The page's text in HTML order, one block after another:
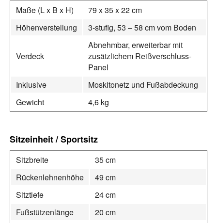
Maße (L x B x H)
79 x 35 x 22 cm
Höhenverstellung
3-stufig, 53 – 58 cm vom Boden
Verdeck
Abnehmbar, erweiterbar mit
zusätzlichem Reißverschluss-
Panel
Inklusive
Moskitonetz und Fußabdeckung
Gewicht
4,6 kg
Sitzeinheit / Sportsitz
Sitzbreite
35 cm
Rückenlehnenhöhe
49 cm
Sitztiefe
24 cm
Fußstützenlänge
20 cm